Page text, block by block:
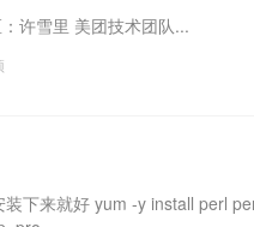
许雪里 美团技术团队...
下来就好 yum -y install perl